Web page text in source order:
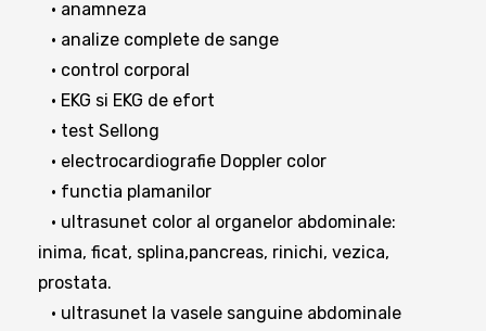
• anamneza
• analize complete de sange
• control corporal
• EKG si EKG de efort
• test Sellong
• electrocardiografie Doppler color
• functia plamanilor
• ultrasunet color al organelor abdominale:
inima, ficat, splina,pancreas, rinichi, vezica,
prostata.
• ultrasunet la vasele sanguine abdominale